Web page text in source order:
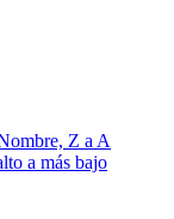
Z a A
a más bajo